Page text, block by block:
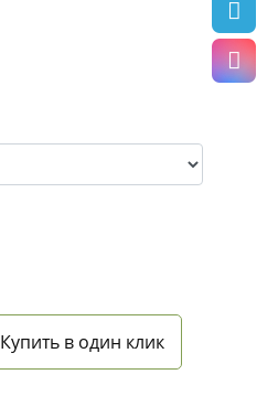
Купить в один клик